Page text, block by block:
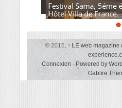
Festival Sama, 5éme
Hôtel Villa de France.
© 2015,↑ LE web magazine
Connexion- Powered by
Gabfire